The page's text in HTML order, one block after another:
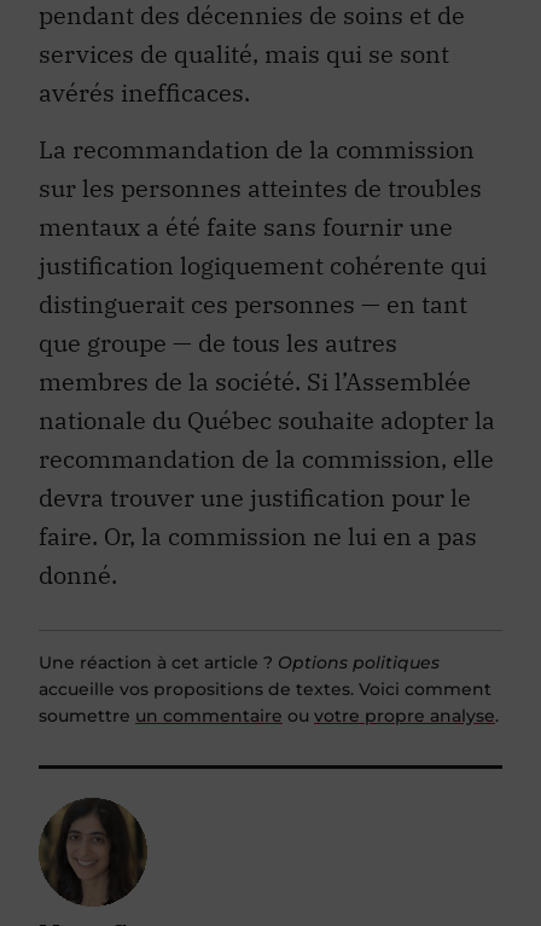
pendant des décennies de soins et de
services de qualité, mais qui se sont
avérés inefficaces.
La recommandation de la commission
sur les personnes atteintes de troubles
mentaux a été faite sans fournir une
justification logiquement cohérente qui
distinguerait ces personnes — en tant
que groupe — de tous les autres
membres de la société. Si l’Assemblée
nationale du Québec souhaite adopter la
recommandation de la commission, elle
devra trouver une justification pour le
faire. Or, la commission ne lui en a pas
donné.
Une réaction à cet article ? Options politiques
accueille vos propositions de textes. Voici comment
soumettre un commentaire ou votre propre analyse.